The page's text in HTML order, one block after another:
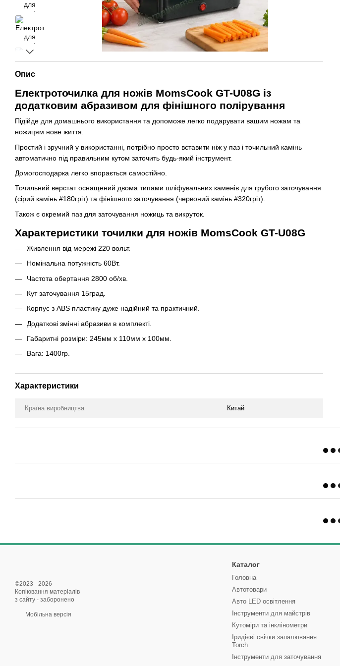
Опис
Електроточилка для ножів MomsCook GT-U08G із
додатковим абразивом для фінішного полірування
Підійде для домашнього використання та допоможе легко подарувати вашим ножам та
ножицям нове життя.
Простий і зручний у використанні, потрібно просто вставити ніж у паз і точильний камінь
автоматично під правильним кутом заточить будь-який інструмент.
Домогосподарка легко впорається самостійно.
Точильний верстат оснащений двома типами шліфувальних каменів для грубого заточування
(сірий камінь #180гріт) та фінішного заточування (червоний камінь #320гріт).
Також є окремий паз для заточування ножиць та викруток.
Характеристики точилки для ножів MomsCook GT-U08G
Живлення від мережі 220 вольт.
Номінальна потужність 60Вт.
Частота обертання 2800 об/хв.
Кут заточування 15град.
Корпус з ABS пластику дуже надійний та практичний.
Додаткові змінні абразиви в комплекті.
Габаритні розміри: 245мм х 110мм х 100мм.
Вага: 1400гр.
Характеристики
Країна виробництва Китай
©2023 - 2026
Копіювання матеріалів
з сайту - заборонено
Мобільна версія
Каталог
Головна
Автотовари
Авто LED освітлення
Інструменти для майстрів
Кутоміри та інклінометри
Іридієві свічки запалювання
Torch
Інструменти для заточування